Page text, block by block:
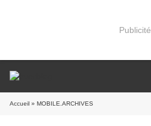
Publicité
Accueil » MOBILE.ARCHIVES